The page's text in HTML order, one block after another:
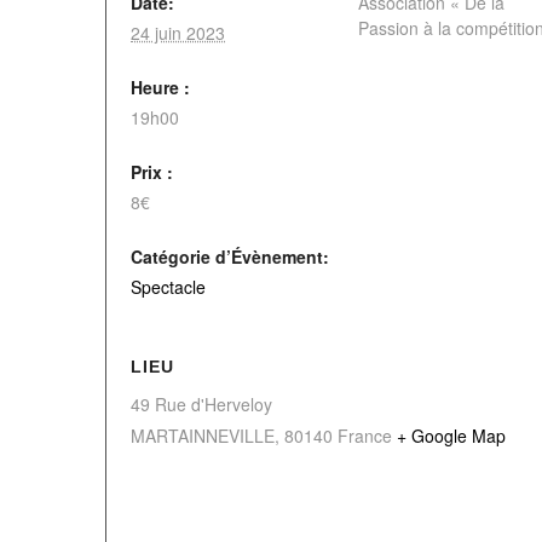
24 juin 2023
Heure :
19h00
Prix :
8€
Catégorie d’Évènement:
Spectacle
Passion à la
LIEU
49 Rue d'Herveloy
MARTAINNEVILLE, 80140 France + Google Map